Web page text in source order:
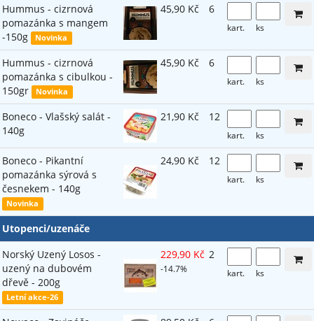
Hummus - cizrnová
pomazánka s mangem
-150g
Novinka
45,90 Kč 6
kart. ks
Hummus - cizrnová
pomazánka s cibulkou -
150gr
Novinka
45,90 Kč 6
kart. ks
Boneco - Vlašský salát -
140g
21,90 Kč 12
kart. ks
Boneco - Pikantní
pomazánka sýrová s
česnekem - 140g
Novinka
24,90 Kč 12
kart. ks
Utopenci/uzenáče
Norský Uzený Losos -
uzený na dubovém
dřevě - 200g
Letní akce-26
229,90 Kč
-14.7%
2
kart. ks